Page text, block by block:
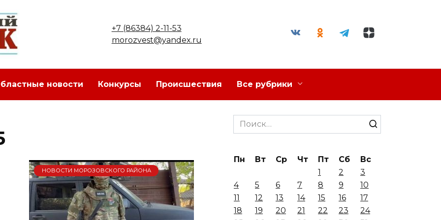
+7 (86384) 2-11-53
morozvest@yandex.ru
новости Конкурсы Происшествия Все рубрики
НОВОСТИ МОРОЗОВСКОГО РАЙОНА
Search
for:
Пн Вт Ср Чт Пт Сб
Вс
1
2
3
4
5 6 7 8 9
10
11
12 13 14 15 16
17
18
19 20 21 22 23
24